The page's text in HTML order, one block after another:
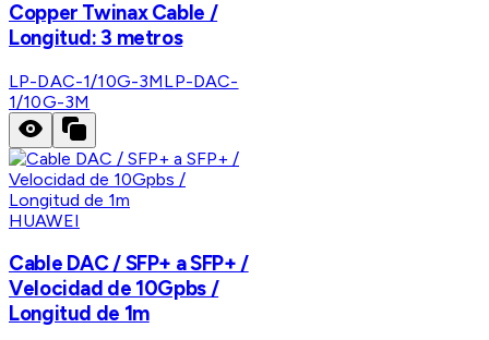
Copper Twinax Cable /
Longitud: 3 metros
LP-DAC-1/10G-3MLP-DAC-
1/10G-3M
HUAWEI
Cable DAC / SFP+ a SFP+ /
Velocidad de 10Gpbs /
Longitud de 1m